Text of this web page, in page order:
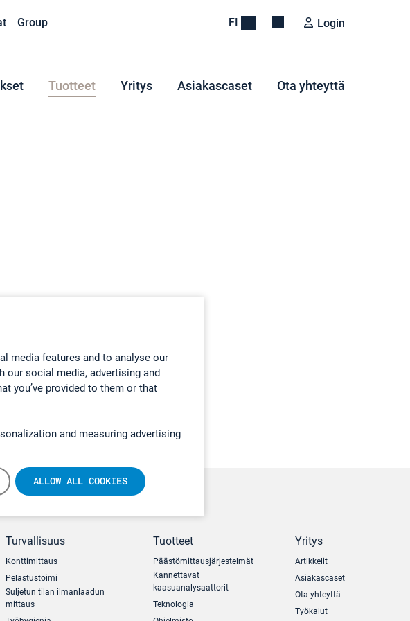
media features and to analyse our
our social media, advertising and
you’ve provided to them or that
and measuring advertising
ALLOW ALL COOKIES
Group FI Login
Tuotteet Yritys Asiakascaset Ota yhteyttä
Turvallisuus
Konttimittaus
Pelastustoimi
Suljetun tilan ilmanlaadun
mittaus
Tuotteet
Päästömittausjärjestelmät
Kannettavat
kaasuanalysaattorit
Teknologia
Yritys
Artikkelit
Asiakascaset
Ota yhteyttä
Työkalut